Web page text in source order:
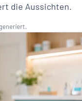
die Aussichten.